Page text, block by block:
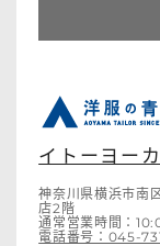
イトーヨー
神奈川県横浜市南
店2階
通常営業時間：
電話番号：045-